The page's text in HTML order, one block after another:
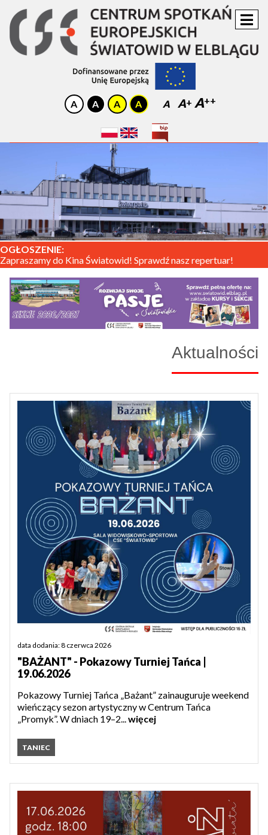
A A A
OGŁOSZENIE:
Zapraszamy do Kina Światowid! Sprawdź nasz repertuar!
Aktualności
data dodania: 8 czerwca 2026
"BAŻANT" - Pokazowy Turniej Tańca |
19.06.2026
Pokazowy Turniej Tańca „Bażant” zainauguruje weekend
wieńczący sezon artystyczny w Centrum Tańca
„Promyk”. W dniach 19–2... więcej
TANIEC